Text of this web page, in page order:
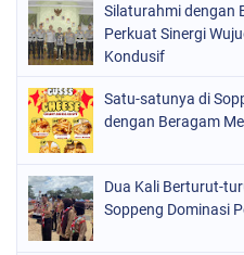
POLITIK
POLRI
SOPPENG
SULSEL
Silaturahmi dengan
Perkuat Sinergi
Kondusif
Satu-satunya di
dengan Beragam
Dua Kali Berturut-
Soppeng Dominasi